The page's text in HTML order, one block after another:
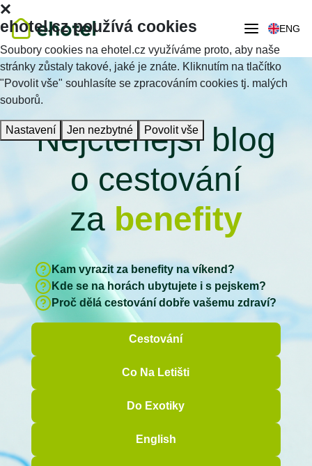
ENG
Nejčtenější blog
o cestování
za benefity
Kam vyrazit za benefity na víkend?
Kde se na horách ubytujete i s pejskem?
Proč dělá cestování dobře vašemu zdraví?
Cestování
Co Na Letišti
Do Exotiky
English
ehotel.cz používá cookies
Soubory cookies na ehotel.cz využíváme proto, aby naše
stránky zůstaly takové, jaké je znáte. Kliknutím na tlačítko
"Povolit vše" souhlasíte se zpracováním cookies tj. malých
souborů.
Nastavení Jen nezbytné Povolit vše